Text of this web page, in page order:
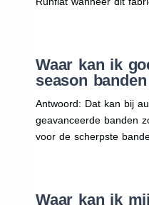
Waar kan ik
season
Antwoord: Dat kan bij
geavanceerde banden
voor de scherpste
Waar kan ik